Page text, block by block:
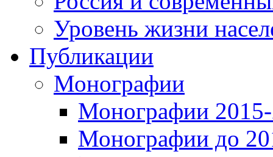
Уровень жизни
Публикации
Монографии
Монографии 2015-
Монографии до